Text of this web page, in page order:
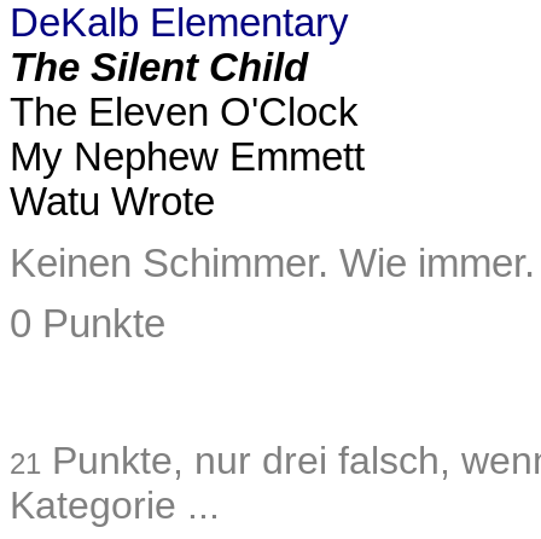
DeKalb Elementary
The Silent Child
The Eleven O'Clock
My Nephew Emmett
Watu Wrote
Keinen Schimmer. Wie immer.
0 Punkte
21 Punkte, nur drei falsch,
Kategorie ...